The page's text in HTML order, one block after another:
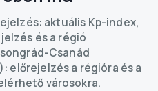
aktuális Kp-index,
és a régió
Csanád
előrejelzés a régióra és a
városokra.